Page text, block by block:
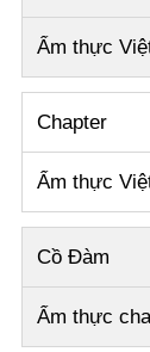
Ẩm thực
Chapter
Ẩm thực
Cồ Đàm
Ẩm thực